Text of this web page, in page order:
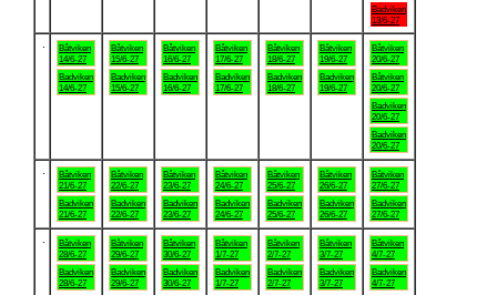
Badviken
13/6-27
Båtviken
14/6-27
Badviken
14/6-27
Båtviken
15/6-27
Badviken
15/6-27
Båtviken
16/6-27
Badviken
16/6-27
Båtviken
17/6-27
Badviken
17/6-27
Båtviken
18/6-27
Badviken
18/6-27
Båtviken
19/6-27
Badviken
19/6-27
Båtviken
20/6-27
Båtviken
20/6-27
Badviken
20/6-27
Badviken
20/6-27
Båtviken
21/6-27
Badviken
21/6-27
Båtviken
22/6-27
Badviken
22/6-27
Båtviken
23/6-27
Badviken
23/6-27
Båtviken
24/6-27
Badviken
24/6-27
Båtviken
25/6-27
Badviken
25/6-27
Båtviken
26/6-27
Badviken
26/6-27
Båtviken
27/6-27
Badviken
27/6-27
Båtviken
28/6-27
Badviken
28/6-27
Båtviken
29/6-27
Badviken
29/6-27
Båtviken
30/6-27
Badviken
30/6-27
Båtviken
1/7-27
Badviken
1/7-27
Båtviken
2/7-27
Badviken
2/7-27
Båtviken
3/7-27
Badviken
3/7-27
Båtviken
4/7-27
Badviken
4/7-27